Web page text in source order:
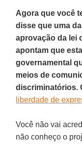
Agora que você
disse que uma
aprovação da lei
apontam que
governamental
meios de
discriminatórios.
liberdade de
Você não vai
não conheço o